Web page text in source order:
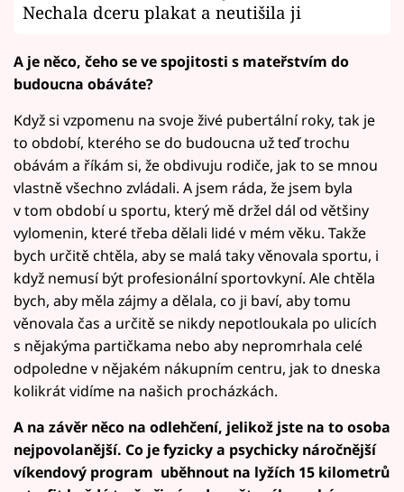
Nechala dceru plakat a neutišila ji
A je něco, čeho se ve spojitosti s mateřstvím do
budoucna obáváte?
Když si vzpomenu na svoje živé pubertální roky, tak je
to období, kterého se do budoucna už teď trochu
obávám a říkám si, že obdivuju rodiče, jak to se mnou
vlastně všechno zvládali. A jsem ráda, že jsem byla
v tom období u sportu, který mě držel dál od většiny
vylomenin, které třeba dělali lidé v mém věku. Takže
bych určitě chtěla, aby se malá taky věnovala sportu, i
když nemusí být profesionální sportovkyní. Ale chtěla
bych, aby měla zájmy a dělala, co ji baví, aby tomu
věnovala čas a určitě se nikdy nepotloukala po ulicích
s nějakýma partičkama nebo aby nepromrhala celé
odpoledne v nějakém nákupním centru, jak to dneska
kolikrát vidíme na našich procházkách.
A na závěr něco na odlehčení, jelikož jste na to osoba
nejpovolanější. Co je fyzicky a psychicky náročnější
víkendový program uběhnout na lyžích 15 kilometrů